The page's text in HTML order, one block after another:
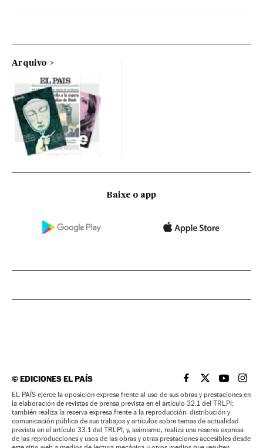
Arquivo
Baixe o app
©EDICIONES EL PAÍS EL PAÍS BRASIL EN
EL PAÍSEL PAÍS
EL
EL PAÍS ejerce la oposición expresa frente al uso de sus obras y prestaciones en
la elaboración de revistas de prensa prevista en el artículo 32.1 del TRLPI;
también realiza la reserva expresa frente a la reproducción, distribución y
comunicación pública de sus trabajos y artículos sobre temas de actualidad
prevista en el artículo 33.1 del TRLPI; y, asimismo, realiza una reserva expresa
de las reproducciones y usos de las obras y otras prestaciones accesibles desde